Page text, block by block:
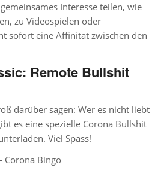
Interesse teilen, wie
zu Videospielen oder
sofort eine Affinität zwischen den
Remote Bullshit
darüber sagen: Wer es nicht liebt
es eine spezielle Corona Bullshit
Viel Spass!